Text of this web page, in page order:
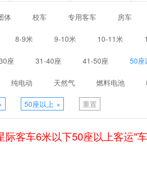
体 校车 专用客车 房车
8-9米 9-10米 10-11米
座 31-40座 41-50座 50座
纯电动 天然气 燃料电池
50座以上 × 重置
际客车6米以下50座以上客运"